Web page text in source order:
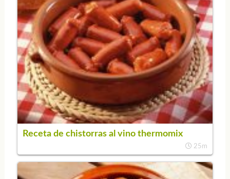
Receta de chistorras al vino thermomix
25m